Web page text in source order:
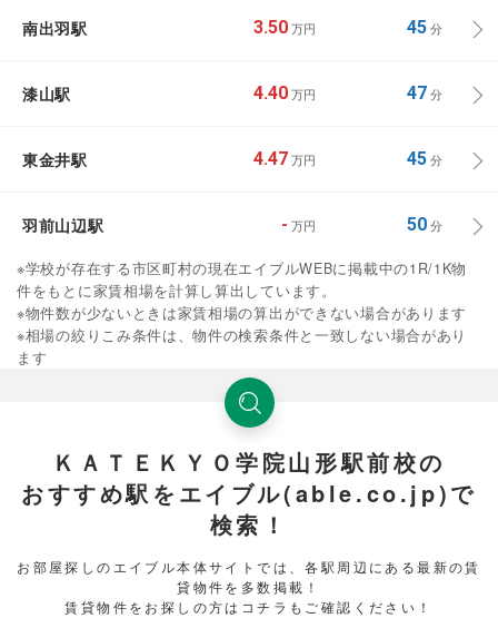
南出羽駅 3.50 万円 45分
漆山駅 4.40 万円 47分
東金井駅 4.47 万円 45分
羽前山辺駅 - 万円 50分
※学校が存在する市区町村の現在エイブルWEBに掲載中の1R/1K物
件をもとに家賃相場を計算し算出しています。
※物件数が少ないときは家賃相場の算出ができない場合があります
※相場の絞りこみ条件は、物件の検索条件と一致しない場合があり
ます
ＫＡＴＥＫＹＯ学院山形駅前校の
おすすめ駅をエイブル(able.co.jp)で
検索！
お部屋探しのエイブル本体サイトでは、各駅周辺にある最新の賃
貸物件を多数掲載！
賃貸物件をお探しの方はコチラもご確認ください！